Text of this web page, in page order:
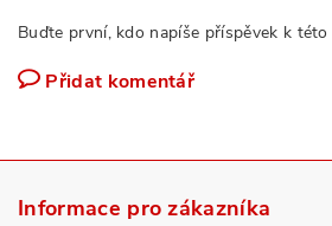
Buďte první, kdo napíše příspěvek k této
Přidat komentář
Informace pro zákazníka